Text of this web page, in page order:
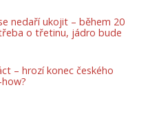
nedaří ukojit – během 20
o třetinu, jádro bude
– hrozí konec českého